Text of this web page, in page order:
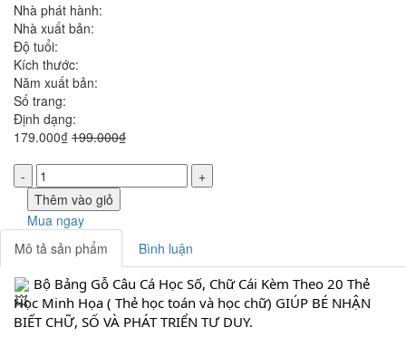
Nhà phát hành:
Nhà xuất bản:
Độ tuổi:
Kích thước:
Năm xuất bản:
Số trang:
Định dạng:
179.000₫ 199.000₫
Số
lượngThêm vào giỏ
Mua ngay
Mô tả sản phẩm
Bình luận
Bộ Bảng Gỗ Câu Cá Học Số, Chữ Cái Kèm Theo 20 Thẻ
Học Minh Họa ( Thẻ học toán và học chữ) GIÚP BÉ NHẬN
BIẾT CHỮ, SỐ VÀ PHÁT TRIỂN TƯ DUY.